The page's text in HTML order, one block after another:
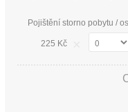
Pojištění storno pobytu /
225 Kč